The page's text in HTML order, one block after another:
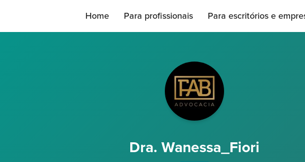
Home Para profissionais Para escritórios e
Dra. Wanessa_Fiori